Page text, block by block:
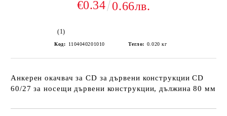
€0.34 0.66лв.
(1)
Код: 1104040201010 Тегло: 0.020 кг
Анкерен окачвач за CD за дървени конструкции CD
60/27 за носещи дървени конструкции, дължина 80 мм